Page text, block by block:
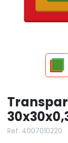
Ref. 4007010220